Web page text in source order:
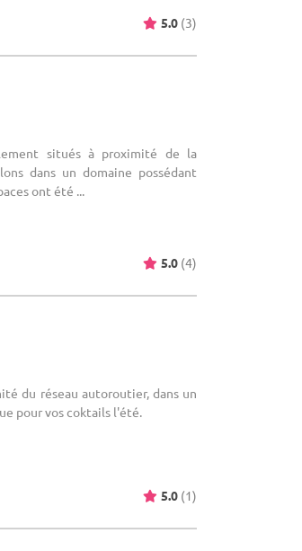
5.0 (3)
situés à proximité de la
dans un domaine possédant
ont été ...
5.0 (4)
du réseau autoroutier, dans un
pour vos coktails l'été.
5.0 (1)